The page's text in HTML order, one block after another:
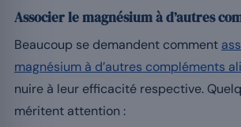
Associer le magnésium à d’autres
Beaucoup se demandent comment
magnésium à d’autres compléments
nuire à leur efficacité respective.
méritent attention :